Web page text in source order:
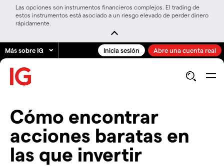
Las opciones son instrumentos financieros complejos. El trading de
estos instrumentos está asociado a un riesgo elevado de perder dinero
rápidamente.
Más sobre IG Inicia sesión Abre una cuenta real
Cómo encontrar
acciones baratas en
las que invertir